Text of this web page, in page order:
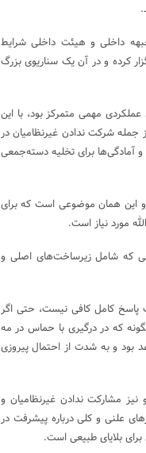
داخلی و هیئت داخلی شرایط
کرده و در آن یک سناریوی بزرگ
مهمی متمرکز بود، با این
جمله شرکت ندادن غیرنظامیان در
و آمادگی‌ها برای تخلیه دسته‌جمعی
و این همان موضوعی است که برای
مورد نیاز است.
که شامل زیرساخت‌های اصلی و
پاسخ کامل کافی نیست، حتی اگر
که در درگیری با حماس در مه
بود و به شدت از احتمال پیروزی
مشارکت ندادن غیرنظامیان و
علنی و کلی درباره پیشرفت در
بلایای طبیعی است.